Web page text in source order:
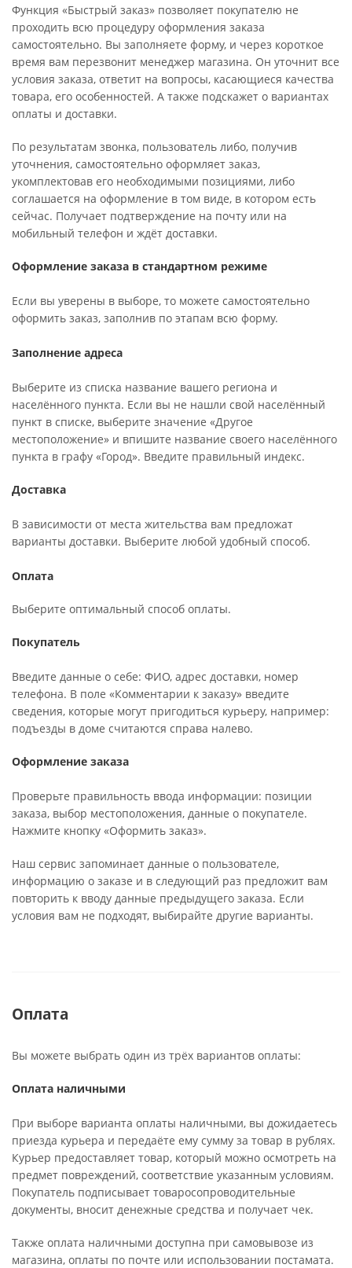
Функция «Быстрый заказ» позволяет покупателю не
проходить всю процедуру оформления заказа
самостоятельно. Вы заполняете форму, и через короткое
время вам перезвонит менеджер магазина. Он уточнит все
условия заказа, ответит на вопросы, касающиеся качества
товара, его особенностей. А также подскажет о вариантах
оплаты и доставки.
По результатам звонка, пользователь либо, получив
уточнения, самостоятельно оформляет заказ,
укомплектовав его необходимыми позициями, либо
соглашается на оформление в том виде, в котором есть
сейчас. Получает подтверждение на почту или на
мобильный телефон и ждёт доставки.
Оформление заказа в стандартном режиме
Если вы уверены в выборе, то можете самостоятельно
оформить заказ, заполнив по этапам всю форму.
Заполнение адреса
Выберите из списка название вашего региона и
населённого пункта. Если вы не нашли свой населённый
пункт в списке, выберите значение «Другое
местоположение» и впишите название своего населённого
пункта в графу «Город». Введите правильный индекс.
Доставка
В зависимости от места жительства вам предложат
варианты доставки. Выберите любой удобный способ.
Оплата
Выберите оптимальный способ оплаты.
Покупатель
Введите данные о себе: ФИО, адрес доставки, номер
телефона. В поле «Комментарии к заказу» введите
сведения, которые могут пригодиться курьеру, например:
подъезды в доме считаются справа налево.
Оформление заказа
Проверьте правильность ввода информации: позиции
заказа, выбор местоположения, данные о покупателе.
Нажмите кнопку «Оформить заказ».
Наш сервис запоминает данные о пользователе,
информацию о заказе и в следующий раз предложит вам
повторить к вводу данные предыдущего заказа. Если
условия вам не подходят, выбирайте другие варианты.
Оплата
Вы можете выбрать один из трёх вариантов оплаты:
Оплата наличными
При выборе варианта оплаты наличными, вы дожидаетесь
приезда курьера и передаёте ему сумму за товар в рублях.
Курьер предоставляет товар, который можно осмотреть на
предмет повреждений, соответствие указанным условиям.
Покупатель подписывает товаросопроводительные
документы, вносит денежные средства и получает чек.
Также оплата наличными доступна при самовывозе из
магазина, оплаты по почте или использовании постамата.